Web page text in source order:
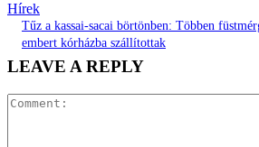
Hírek
Tűz a kassai-sacai börtönben: Többen
embert kórházba szállítottak
LEAVE A REPLY